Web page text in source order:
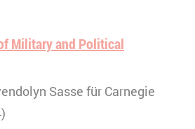
Military and Political
Sasse für Carnegie